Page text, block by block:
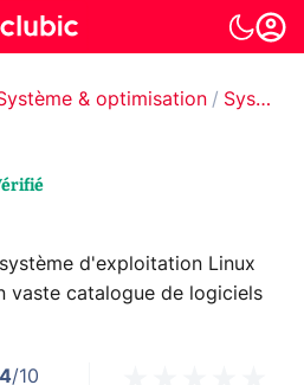
& optimisation Systèmes d'exploitation
d'exploitation Linux
vaste catalogue de logiciels
/10